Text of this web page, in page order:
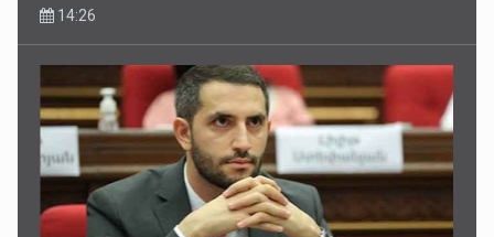
Keçmiş nazirin mənsub olduğu nəslin 6 min yaşı var?
12:56
14:26